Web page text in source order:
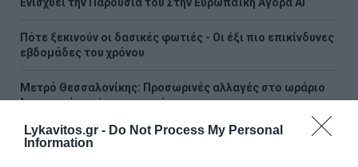
Lykavitos.gr - Do Not Process My Personal
Information
Πότε ξεκινούν οι δασικές φωτιές - Oι έξι πιο επικίνδυνες
εβδομάδες του χρόνου
Μετρό Θεσσαλονίκης: Προσωρινές αλλαγές στο ωράριο
λειτουργίας σήμερα και αύριο
Σαμοθράκη: Τραυματίστηκε στο κεφάλι 15χρονη στη Γριά